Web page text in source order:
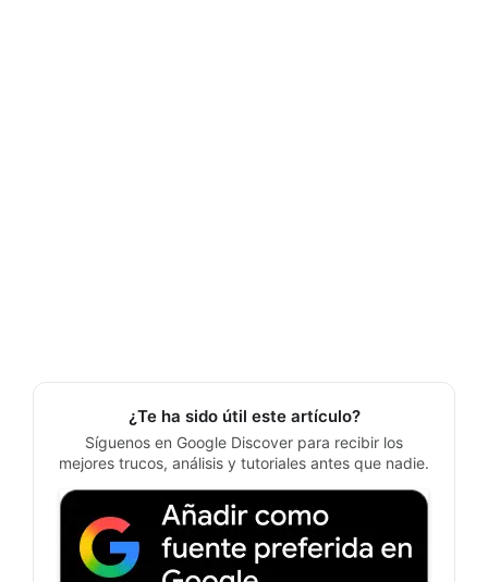
¿Te ha sido útil este artículo?
Síguenos en Google Discover para recibir los
mejores trucos, análisis y tutoriales antes que nadie.